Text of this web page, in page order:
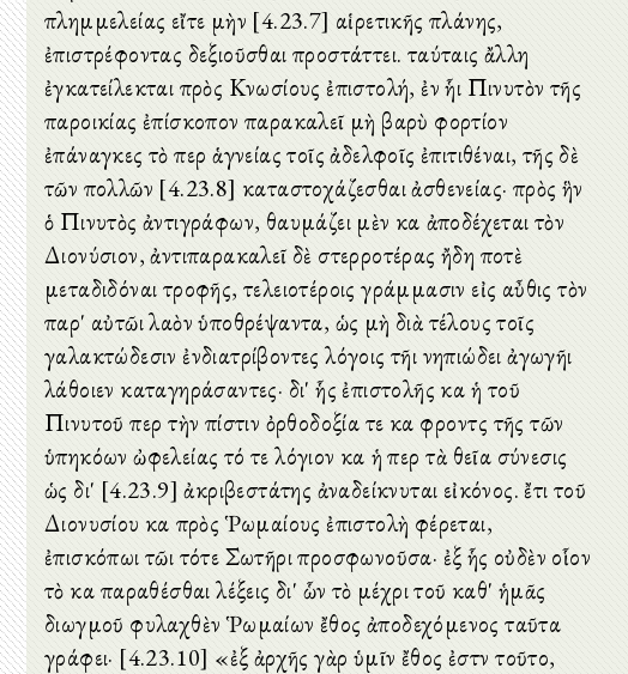
πλημμελείας εἴτε μὴν [4.23.7] αἱρετικῆς πλάνης,
ἐπιστρέφοντας δεξιοῦσθαι προστάττει. ταύταις ἄλλη
ἐγκατείλεκται πρὸς Κνωσίους ἐπιστολή, ἐν ἧι Πινυτὸν τῆς
παροικίας ἐπίσκοπον παρακαλεῖ μὴ βαρὺ φορτίον
ἐπάναγκες τὸ περὶ ἁγνείας τοῖς ἀδελφοῖς ἐπιτιθέναι, τῆς δὲ
τῶν πολλῶν [4.23.8] καταστοχάζεσθαι ἀσθενείας· πρὸς ἣν
ὁ Πινυτὸς ἀντιγράφων, θαυμάζει μὲν καὶ ἀποδέχεται τὸν
Διονύσιον, ἀντιπαρακαλεῖ δὲ στερροτέρας ἤδη ποτὲ
μεταδιδόναι τροφῆς, τελειοτέροις γράμμασιν εἰς αὖθις τὸν
παρ' αὐτῶι λαὸν ὑποθρέψαντα, ὡς μὴ διὰ τέλους τοῖς
γαλακτώδεσιν ἐνδιατρίβοντες λόγοις τῆι νηπιώδει ἀγωγῆι
λάθοιεν καταγηράσαντες· δι' ἧς ἐπιστολῆς καὶ ἡ τοῦ
Πινυτοῦ περὶ τὴν πίστιν ὀρθοδοξία τε καὶ φροντὶς τῆς τῶν
ὑπηκόων ὠφελείας τό τε λόγιον καὶ ἡ περὶ τὰ θεῖα σύνεσις
ὡς δι' [4.23.9] ἀκριβεστάτης ἀναδείκνυται εἰκόνος. ἔτι τοῦ
Διονυσίου καὶ πρὸς Ῥωμαίους ἐπιστολὴ φέρεται,
ἐπισκόπωι τῶι τότε Σωτῆρι προσφωνοῦσα· ἐξ ἧς οὐδὲν οἷον
τὸ καὶ παραθέσθαι λέξεις δι' ὧν τὸ μέχρι τοῦ καθ' ἡμᾶς
διωγμοῦ φυλαχθὲν Ῥωμαίων ἔθος ἀποδεχόμενος ταῦτα
γράφει· [4.23.10] «ἐξ ἀρχῆς γὰρ ὑμῖν ἔθος ἐστὶν τοῦτο,